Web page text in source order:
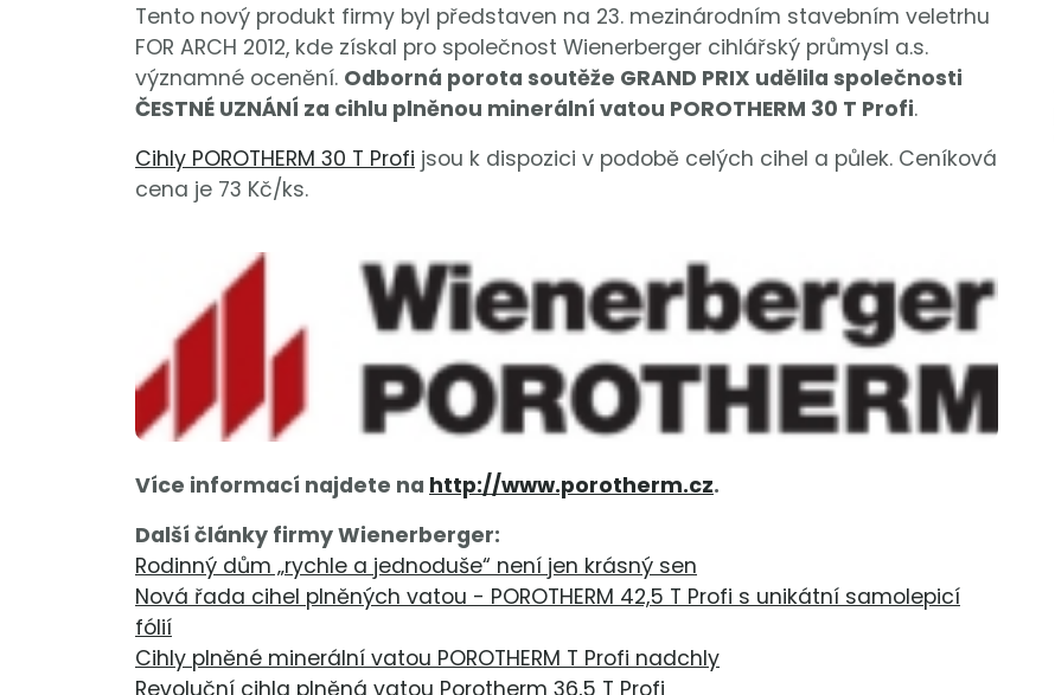
Tento nový produkt firmy byl představen na 23. mezinárodním stavebním veletrhu
FOR ARCH 2012, kde získal pro společnost Wienerberger cihlářský průmysl a.s.
významné ocenění. Odborná porota soutěže GRAND PRIX udělila společnosti
ČESTNÉ UZNÁNÍ za cihlu plněnou minerální vatou POROTHERM 30 T Profi.
Cihly POROTHERM 30 T Profi jsou k dispozici v podobě celých cihel a půlek. Ceníková
cena je 73 Kč/ks.
Více informací najdete na http://www.porotherm.cz.
Další články firmy Wienerberger:
Rodinný dům „rychle a jednoduše“ není jen krásný sen
Nová řada cihel plněných vatou - POROTHERM 42,5 T Profi s unikátní samolepicí
fólií
Cihly plněné minerální vatou POROTHERM T Profi nadchly
Revoluční cihla plněná vatou Porotherm 36,5 T Profi